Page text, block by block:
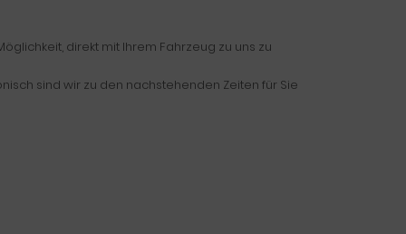
direkt mit Ihrem Fahrzeug zu uns zu
sind wir zu den nachstehenden Zeiten für Sie